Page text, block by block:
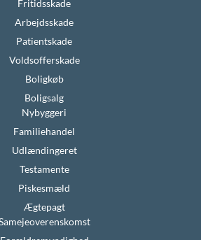
Fritidsskade
Arbejdsskade
Patientskade
Voldsofferskade
Boligkøb
Boligsalg
Nybyggeri
Familiehandel
Udlændingeret
Testamente
Piskesmæld
Ægtepagt